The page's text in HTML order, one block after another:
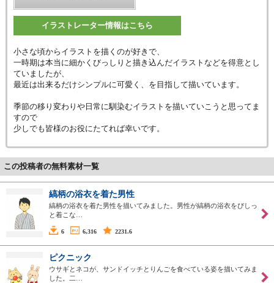
イラストレーター情報はこちら
小さな頃からイラストを描くのが好きで、
一時期は本当に細かくびっしりと描き込んだイラストなどを得意とし
ていましたが、
最近は出来るだけシンプルに可愛く、を目指して描いています。
季節の移り変わりや日常に馴染むイラストを描いていこうと思ってま
すので
少しでも皆様のお役にたてれば幸いです。
この投稿者の無料素材一覧
縞柄の浴衣を着た男性
縞柄の浴衣を着た男性を描いてみました。男性が縞柄の浴衣をぴしっ
と着こな…
6 6,316 2231.6
ピクニック
ウサギとネコが、サンドイッチとりんごを食べている姿を描いてみま
した。二…